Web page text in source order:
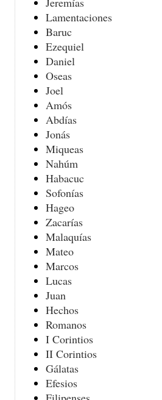
Lamentaciones
Baruc
Ezequiel
Daniel
Oseas
Joel
Amós
Abdías
Jonás
Miqueas
Nahúm
Habacuc
Sofonías
Hageo
Zacarías
Malaquías
Mateo
Marcos
Lucas
Juan
Hechos
Romanos
I Corintios
II Corintios
Gálatas
Efesios